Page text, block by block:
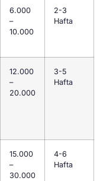
6.000
–
10.000
2-3
Hafta
12.000
–
20.000
3-5
Hafta
15.000
–
30.000
4-6
Hafta